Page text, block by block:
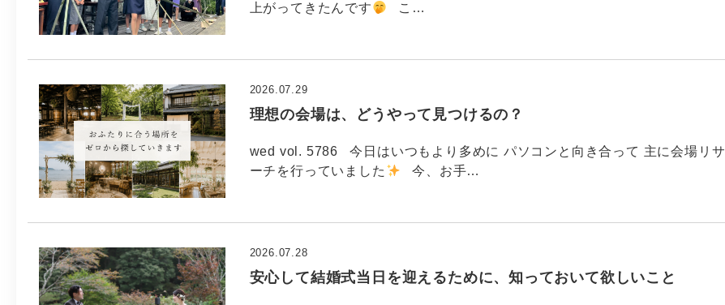
上がってきたんです
こ…
理想の会場は、どうやって見つけるの？
2026.07.29
wed vol. 5786 今日はいつもより多めに パソコンと向き合って 主に会場リサ
ーチを行っていました
今、お手…
安心して結婚式当日を迎えるために、知っておいて欲しいこと
2026.07.28